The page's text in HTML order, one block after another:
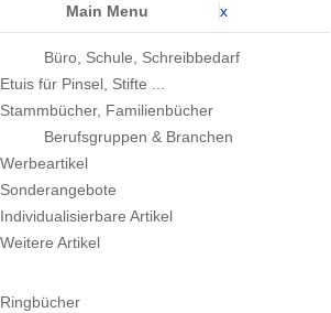
Main Menu x
Büro, Schule, Schreibbedarf
Etuis für Pinsel, Stifte ...
Stammbücher, Familienbücher
Berufsgruppen & Branchen
Werbeartikel
Sonderangebote
Individualisierbare Artikel
Weitere Artikel
Ringbücher